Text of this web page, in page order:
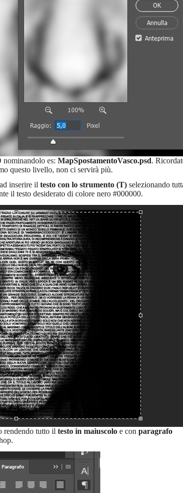
nominandolo es: MapSpostamentoVasco.psd.
questo livello, non ci servirà più.
inserire il testo con lo strumento (T) selezionando
il testo desiderato di colore nero #000000.
rendendo tutto il testo in maiuscolo e con paragrafo